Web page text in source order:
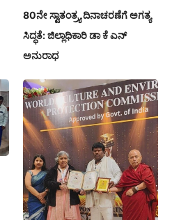
80ನೇ ಸ್ವಾತಂತ್ರ್ಯ ದಿನಾಚರಣೆಗೆ ಅಗತ್ಯ
ಸಿದ್ಧತೆ: ಜಿಲ್ಲಾಧಿಕಾರಿ ಡಾ ಕೆ ಎನ್
ಅನುರಾಧ